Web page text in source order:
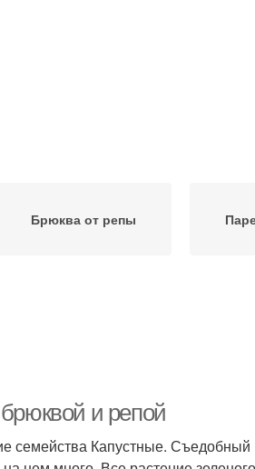
Брюква от репы
и репой
семейства Капустные. Съедобный